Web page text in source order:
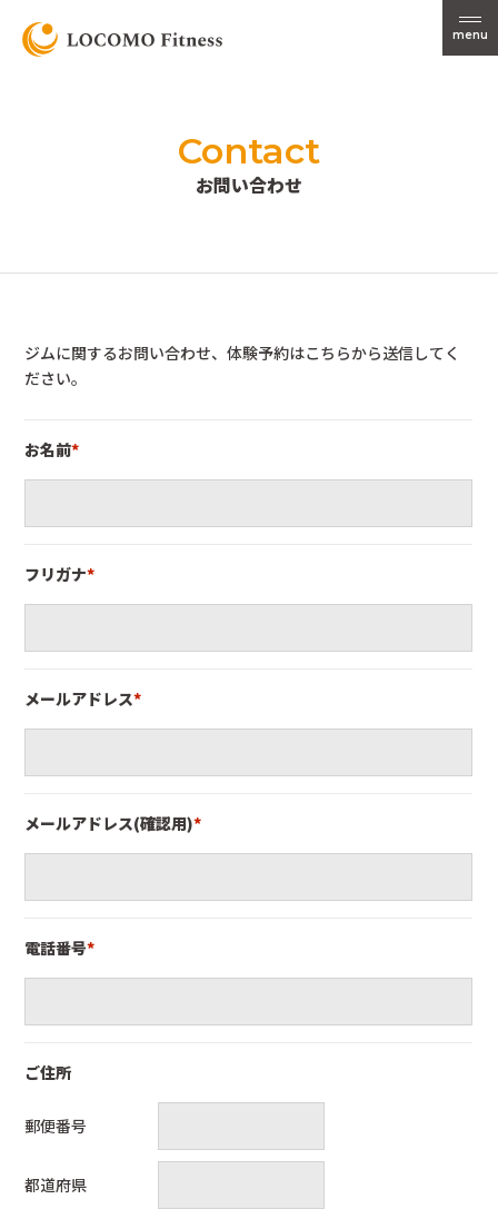
menu
Contact
お問い合わせ
ジムに関するお問い合わせ、体験予約はこちらから送信してく
ださい。
お名前*
フリガナ*
メールアドレス*
メールアドレス(確認用)*
電話番号*
ご住所
郵便番号
都道府県